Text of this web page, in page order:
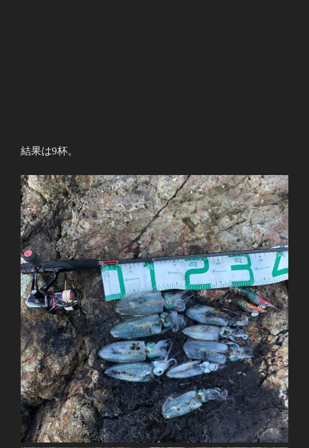
結果は9杯。